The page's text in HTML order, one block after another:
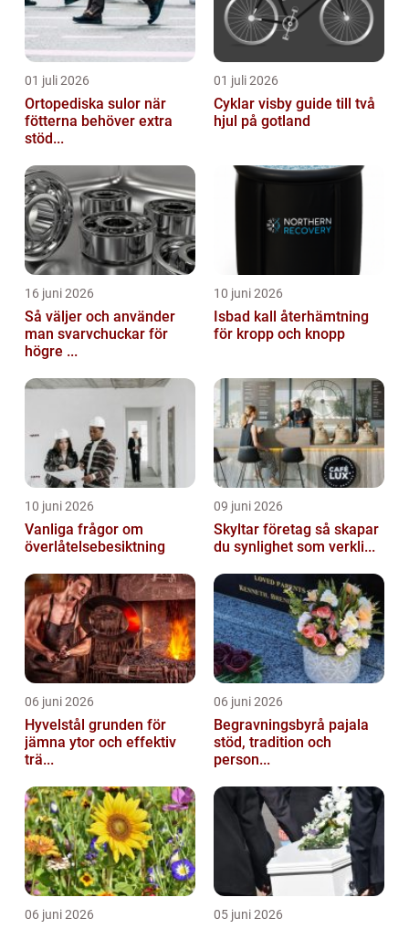
01 juli 2026
Ortopediska sulor när
fötterna behöver extra
stöd...
01 juli 2026
Cyklar visby guide till två
hjul på gotland
16 juni 2026
Så väljer och använder
man svarvchuckar för
högre ...
10 juni 2026
Isbad kall återhämtning
för kropp och knopp
10 juni 2026
Vanliga frågor om
överlåtelsebesiktning
09 juni 2026
Skyltar företag så skapar
du synlighet som verkli...
06 juni 2026
Hyvelstål grunden för
jämna ytor och effektiv
trä...
06 juni 2026
Begravningsbyrå pajala
stöd, tradition och
person...
06 juni 2026 05 juni 2026